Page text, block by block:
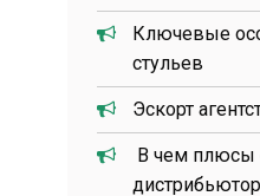
Ключевые
стульев
Эскорт
В чем плюсы